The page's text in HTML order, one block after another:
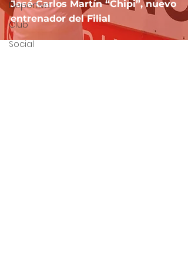
Deportiva
Club
Social
José Carlos Martín “Chipi”, nuevo
entrenador del Filial